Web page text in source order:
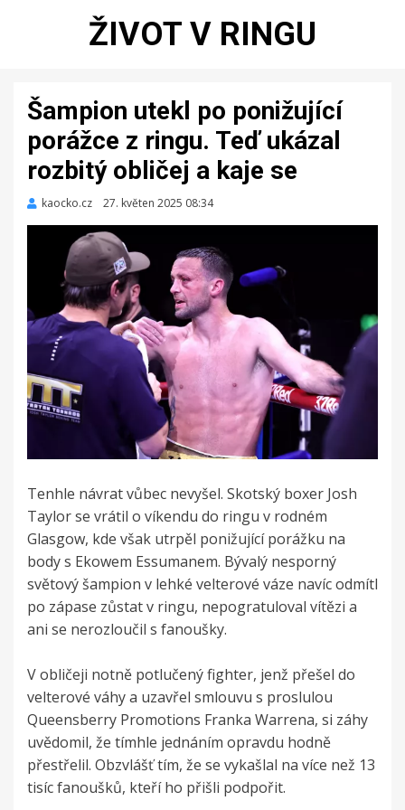
ŽIVOT V RINGU
Šampion utekl po ponižující
porážce z ringu. Teď ukázal
rozbitý obličej a kaje se
kaocko.cz
Zveřejněno
27. květen 2025 08:34
Tenhle návrat vůbec nevyšel. Skotský boxer Josh
Taylor se vrátil o víkendu do ringu v rodném
Glasgow, kde však utrpěl ponižující porážku na
body s Ekowem Essumanem. Bývalý nesporný
světový šampion v lehké velterové váze navíc odmítl
po zápase zůstat v ringu, nepogratuloval vítězi a
ani se nerozloučil s fanoušky.
V obličeji notně potlučený fighter, jenž přešel do
velterové váhy a uzavřel smlouvu s proslulou
Queensberry Promotions Franka Warrena, si záhy
uvědomil, že tímhle jednáním opravdu hodně
přestřelil. Obzvlášť tím, že se vykašlal na více než 13
tisíc fanoušků, kteří ho přišli podpořit.